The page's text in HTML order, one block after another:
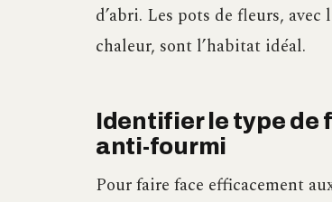
d’abri. Les pots de fleurs,
chaleur, sont l’habitat idéal.
Identifier le type de
anti-fourmi
Pour faire face efficacement